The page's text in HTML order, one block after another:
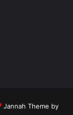
Jannah Theme by